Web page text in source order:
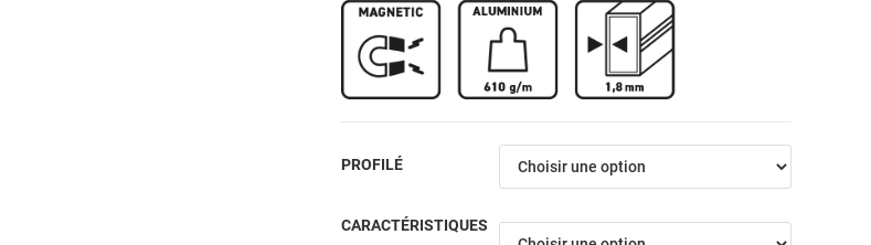
PROFILÉ
CARACTÉRISTIQUES